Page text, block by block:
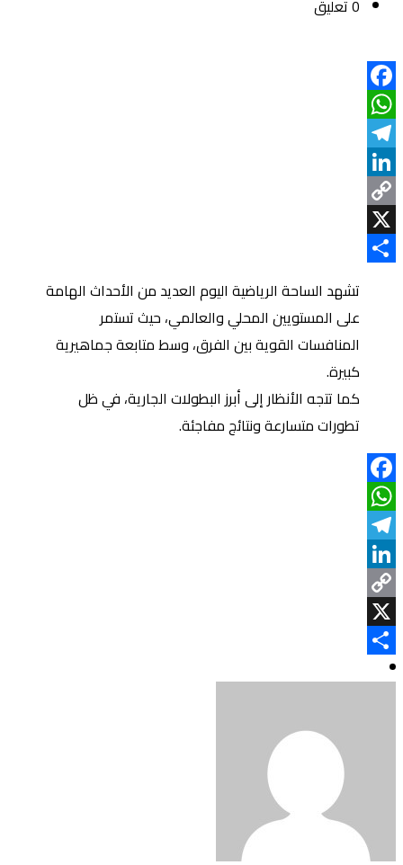
0 تعليق
Facebook
WhatsApp
Telegram
LinkedIn
Copy
LinkX
تشهد الساحة الرياضية اليوم العديد من الأحداث الهامة
على المستويين المحلي والعالمي، حيث تستمر
المنافسات القوية بين الفرق، وسط متابعة جماهيرية
كبيرة.
كما تتجه الأنظار إلى أبرز البطولات الجارية، في ظل
تطورات متسارعة ونتائج مفاجئة.
Facebook
WhatsApp
Telegram
LinkedIn
Copy
LinkX
Share